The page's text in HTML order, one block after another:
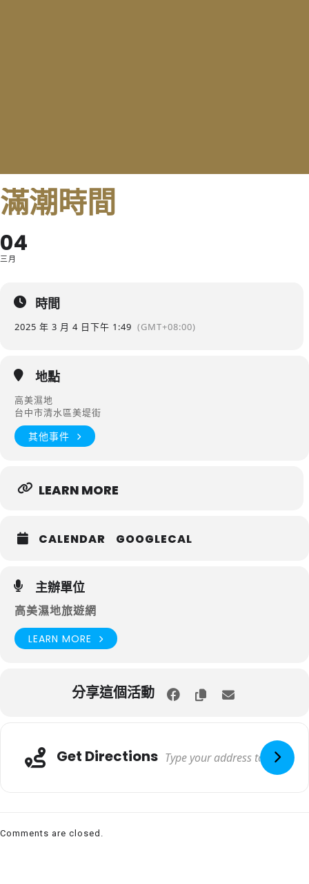
滿潮時間
04
三月
時間
2025 年 3 月 4 日下午 1:49 (GMT+08:00)
地點
高美濕地
台中市清水區美堤街
其他事件
LEARN MORE
CALENDAR GOOGLECAL
主辦單位
高美濕地旅遊網
LEARN MORE
分享這個活動
Get Directions
Comments are closed.